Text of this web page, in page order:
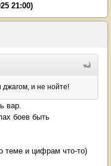
21:00)
и не нойте!
вар.
боев быть
теме и цифрам что-то)